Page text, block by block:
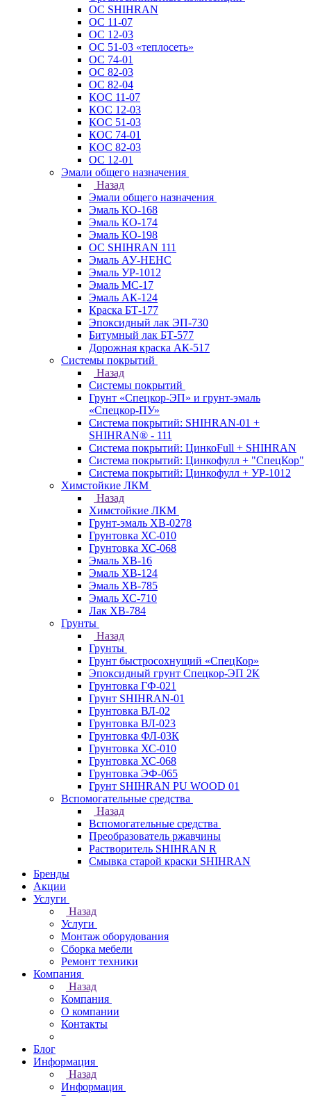
ОС SHIHRAN
ОС 11-07
ОС 12-03
ОС 51-03 «теплосеть»
ОС 74-01
ОС 82-03
ОС 82-04
КОС 11-07
КОС 12-03
КОС 51-03
КОС 74-01
КОС 82-03
ОС 12-01
Эмали общего назначения
Назад
Эмали общего назначения
Эмаль КО-168
Эмаль КО-174
Эмаль КО-198
ОС SHIHRAN 111
Эмаль АУ-НЕНС
Эмаль УР-1012
Эмаль МС-17
Эмаль АК-124
Краска БТ-177
Эпоксидный лак ЭП-730
Битумный лак БТ-577
Дорожная краска АК-517
Системы покрытий
Назад
Системы покрытий
Грунт «Спецкор-ЭП» и грунт-эмаль
«Спецкор-ПУ»
Система покрытий: SHIHRAN-01 +
SHIHRAN® - 111
Система покрытий: ЦинкоFull + SHIHRAN
Система покрытий: Цинкофулл + "СпецКор"
Система покрытий: Цинкофулл + УР-1012
Химстойкие ЛКМ
Назад
Химстойкие ЛКМ
Грунт-эмаль ХВ-0278
Грунтовка ХС-010
Грунтовка ХС-068
Эмаль ХВ-16
Эмаль ХВ-124
Эмаль ХВ-785
Эмаль ХС-710
Лак ХВ-784
Грунты
Назад
Грунты
Грунт быстросохнущий «СпецКор»
Эпоксидный грунт Спецкор-ЭП 2К
Грунтовка ГФ-021
Грунт SHIHRAN-01
Грунтовка ВЛ-02
Грунтовка ВЛ-023
Грунтовка ФЛ-03К
Грунтовка ХС-010
Грунтовка ХС-068
Грунтовка ЭФ-065
Грунт SHIHRAN PU WOOD 01
Вспомогательные средства
Назад
Вспомогательные средства
Преобразователь ржавчины
Растворитель SHIHRAN R
Смывка старой краски SHIHRAN
Бренды
Акции
Услуги
Назад
Услуги
Монтаж оборудования
Сборка мебели
Ремонт техники
Компания
Назад
Компания
О компании
Контакты
Блог
Информация
Назад
Информация